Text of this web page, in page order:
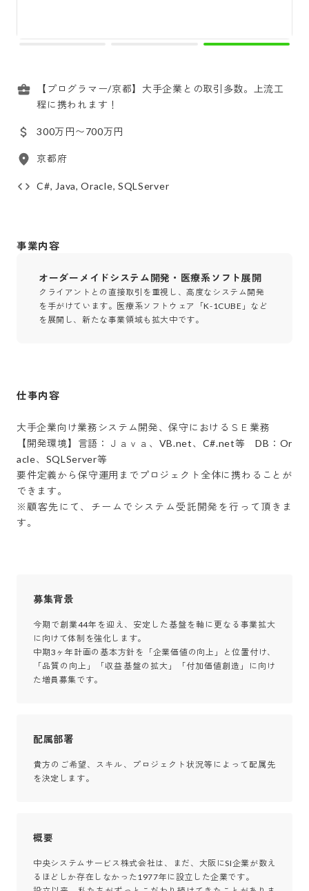
【プログラマー/京都】大手企業との取引多数。上流工
程に携われます！
300万円〜700万円
京都府
C#, Java, Oracle, SQLServer
事業内容
オーダーメイドシステム開発・医療系ソフト展開
クライアントとの直接取引を重視し、高度なシステム開発
を手がけています。医療系ソフトウェア「K-1CUBE」など
を展開し、新たな事業領域も拡大中です。
仕事内容
大手企業向け業務システム開発、保守におけるＳＥ業務
【開発環境】言語：Ｊａｖａ、VB.net、C#.net等　DB：Or
acle、SQLServer等
要件定義から保守運用までプロジェクト全体に携わることが
できます。
※顧客先にて、チームでシステム受託開発を行って頂きま
す。
募集背景
今期で創業44年を迎え、安定した基盤を軸に更なる事業拡大
に向けて体制を強化します。
中期3ヶ年計画の基本方針を「企業価値の向上」と位置付け、
「品質の向上」「収益基盤の拡大」「付加価値創造」に向け
た増員募集です。
配属部署
貴方のご希望、スキル、プロジェクト状況等によって配属先
を決定します。
概要
中央システムサービス株式会社は、まだ、大阪にSI企業が数え
るほどしか存在しなかった1977年に設立した企業です。